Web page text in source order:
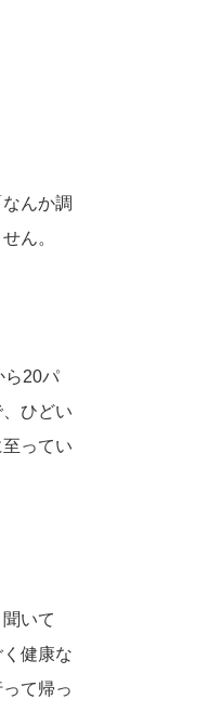
んか調
ん。
ら20パ
ひどい
ってい
いて
健康な
て帰っ